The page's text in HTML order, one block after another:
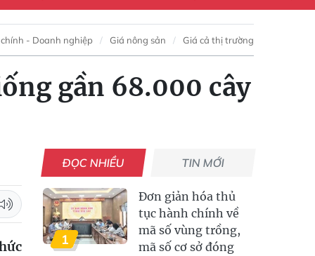
- Doanh nghiệp Giá nông sản Giá cả thị trường
gần 68.000 cây
ĐỌC NHIỀU TIN MỚI
1
Đơn giản hóa thủ
tục hành chính về
mã số vùng trồng,
mã số cơ sở đóng